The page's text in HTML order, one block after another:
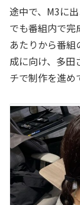
途中で、M3に
でも番組内で完
あたりから番
成に向け、多田
チで制作を進め